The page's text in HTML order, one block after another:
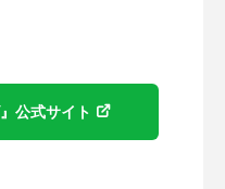
公式サイト